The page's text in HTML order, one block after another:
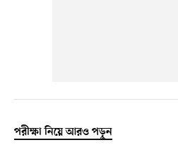
পরীক্ষা নিয়ে আরও পড়ুন